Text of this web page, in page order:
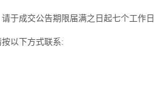
于成交公告期限届满之日起七个工作
以下方式联系: